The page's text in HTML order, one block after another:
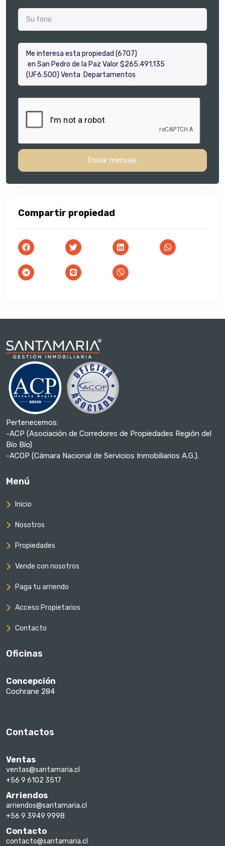
Enviar mensaje
Compartir propiedad
Pertenecemos:
-ACP (Asociación de Corredores de Propiedades Región del
Bío Bío)
-ACOP (Cámara Nacional de Servicios Inmobiliarios A.G.).
Menú
Inicio
Nosotros
Propiedades
Vende con nosotros
Paga tu arriendo
Acceso Propietarios
Contacto
Oficinas
Concepción
Cochrane 284
Contactos
Ventas
ventas@santamaria.cl
+56 9 6102 3517
Arriendos
arriendos@santamaria.cl
+56 9 3949 9998
Contacto
contacto@santamaria.cl